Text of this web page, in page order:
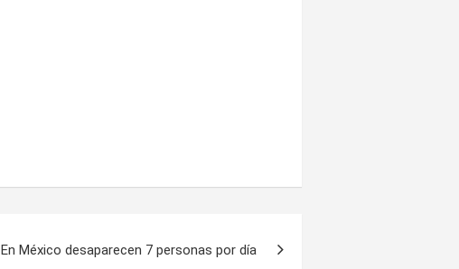
En México desaparecen 7 personas por día